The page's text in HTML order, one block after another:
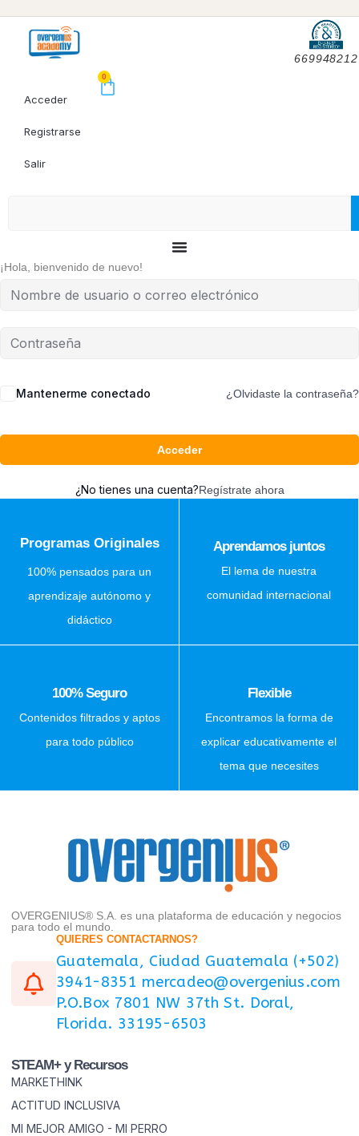
669948212
Acceder
Registrarse
Salir
0
¡Hola, bienvenido de nuevo!
Mantenerme conectado ¿Olvidaste la contraseña?
Acceder
¿No tienes una cuenta?Regístrate ahora
Programas Originales
100% pensados para un
aprendizaje autónomo y
didáctico
Aprendamos juntos
El lema de nuestra
comunidad internacional
100% Seguro
Contenidos filtrados y aptos
para todo público
Flexible
Encontramos la forma de
explicar educativamente el
tema que necesites
OVERGENIUS® S.A. es una plataforma de educación y negocios
para todo el mundo.
QUIERES CONTACTARNOS?
Guatemala, Ciudad Guatemala (+502)
3941-8351 mercadeo@overgenius.com
P.O.Box 7801 NW 37th St. Doral,
Florida. 33195-6503
STEAM+ y Recursos
MARKETHINK
ACTITUD INCLUSIVA
MI MEJOR AMIGO - MI PERRO